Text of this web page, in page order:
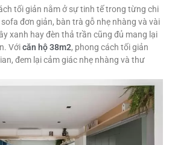
tối giản nằm ở sự tinh tế trong từng chi
đơn giản, bàn trà gỗ nhẹ nhàng và vài
xanh hay đèn thả trần cũng đủ mang lại
Vớicăn hộ 38m2, phong cách tối giản
đem lại cảm giác nhẹ nhàng và thư